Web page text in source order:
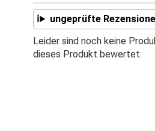
ungeprüfte
Leider sind noch keine
dieses Produkt bewertet.